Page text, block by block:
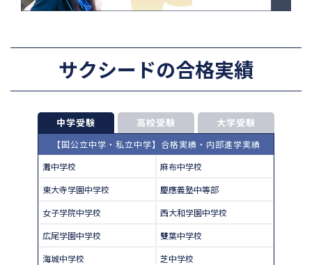
サクシードの合格実績
中学受験 高校受験 大学受験
【国公立中学・私立中学】合格実績・内部進学実績
灘中学校
麻布中学校
東大寺学園中学校
慶應義塾中等部
女子学院中学校
西大和学園中学校
広尾学園中学校
雙葉中学校
海城中学校
芝中学校